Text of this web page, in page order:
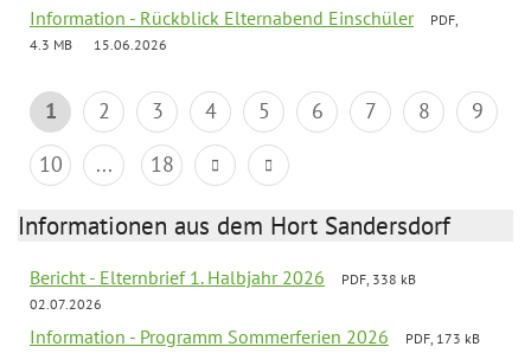
Information - Rückblick Elternabend Einschüler
PDF,
4.3 MB
15.06.2026
1 2 3 4 5 6 7 8
9
10
... 18
Informationen aus dem Hort Sandersdorf
Bericht - Elternbrief 1. Halbjahr 2026
PDF, 338 kB
02.07.2026
Information - Programm Sommerferien 2026
PDF, 173 kB